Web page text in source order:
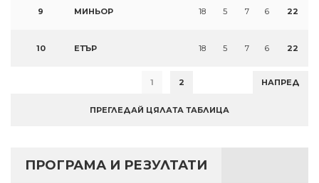
9 МИНЬОР 18 5 7 6 22
10 ЕТЪР 18 5 7 6 22
1 2 НАПРЕД
ПРЕГЛЕДАЙ ЦЯЛАТА ТАБЛИЦА
ПРОГРАМА И РЕЗУЛТАТИ